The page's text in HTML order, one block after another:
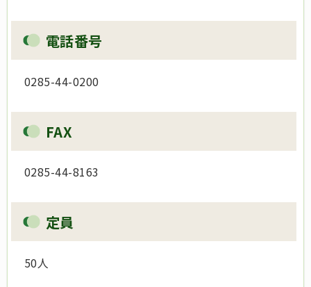
電話番号
0285-44-0200
FAX
0285-44-8163
定員
50人